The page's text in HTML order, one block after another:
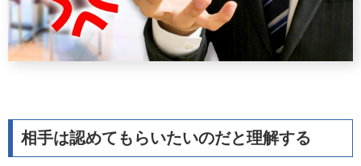
相手は認めてもらいたいのだと理解する